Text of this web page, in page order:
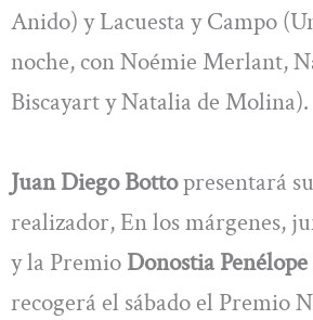
Anido) y Lacuesta y Campo
noche, con Noémie Merlant,
Biscayart y Natalia de Molina).
Juan Diego Bottopresentará
realizador, En los márgenes,
y la Premio Donostia
recogerá el sábado el Premio